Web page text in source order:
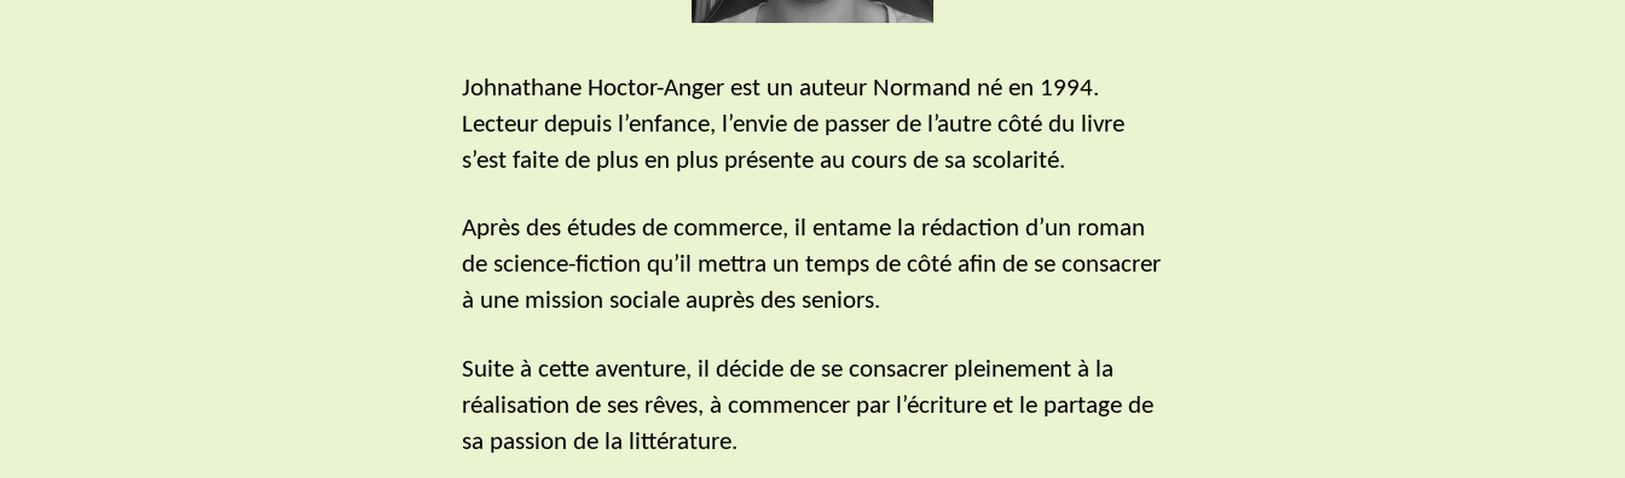
Johnathane Hoctor-Anger est un auteur Normand né en 1994.
Lecteur depuis l’enfance, l’envie de passer de l’autre côté du livre
s’est faite de plus en plus présente au cours de sa scolarité.
Après des études de commerce, il entame la rédaction d’un roman
de science-fiction qu’il mettra un temps de côté afin de se consacrer
à une mission sociale auprès des seniors.
Suite à cette aventure, il décide de se consacrer pleinement à la
réalisation de ses rêves, à commencer par l’écriture et le partage de
sa passion de la littérature.